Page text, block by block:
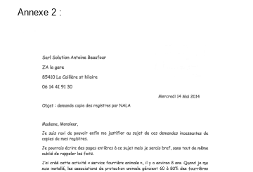
Annexe 2 :